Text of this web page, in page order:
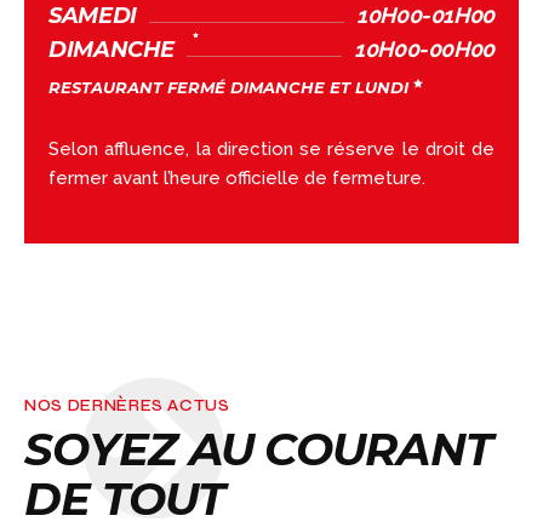
SAMEDI 10H00-01H00
DIMANCHE 10H00-00H00
RESTAURANT FERMÉ DIMANCHE ET LUNDI
Selon affluence, la direction se réserve le droit de
fermer avant l’heure officielle de fermeture.
NOS DERNÈRES ACTUS
SOYEZ AU COURANT
DE TOUT